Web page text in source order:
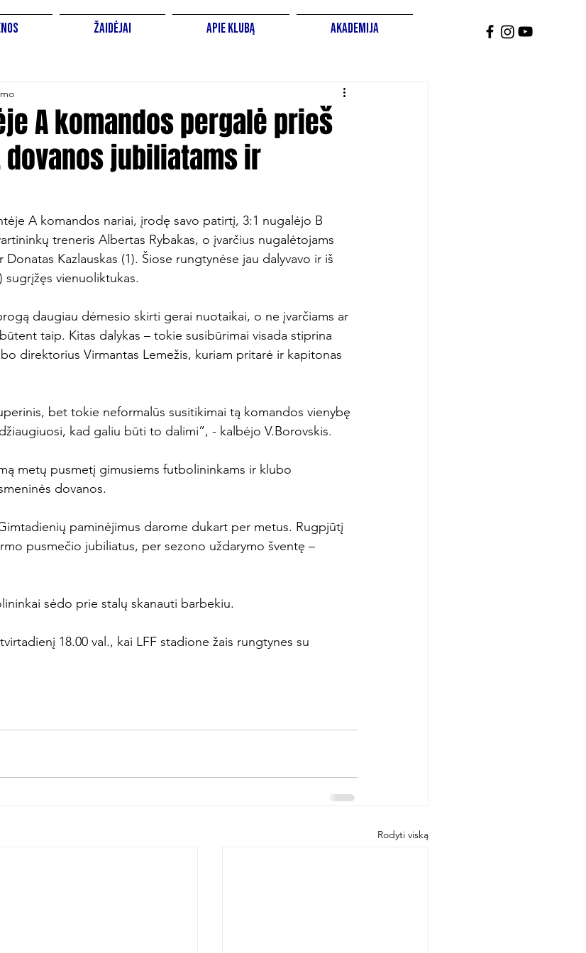
Žaidėjai Apie Klubą Akademija
A komandos pergalė prieš
jubiliatams ir
A komandos nariai, įrodę savo patirtį, 3:1 nugalėjo B
treneris Albertas Rybakas, o įvarčius nugalėtojams
Kazlauskas (1). Šiose rungtynėse jau dalyvavo ir iš
sugrįžęs vienuoliktukas.
daugiau dėmesio skirti gerai nuotaikai, o ne įvarčiams ar
taip. Kitas dalykas – tokie susibūrimai visada stiprina
direktorius Virmantas Lemežis, kuriam pritarė ir kapitonas
bet tokie neformalūs susitikimai tą komandos vienybę
kad galiu būti to dalimi”, - kalbėjo V.Borovskis.
metų pusmetį gimusiems futbolininkams ir klubo
dovanos.
paminėjimus darome dukart per metus. Rugpjūtį
pusmečio jubiliatus, per sezono uždarymo šventę –
sėdo prie stalų skanauti barbekiu.
18.00 val., kai LFF stadione žais rungtynes su
Rodyti viską